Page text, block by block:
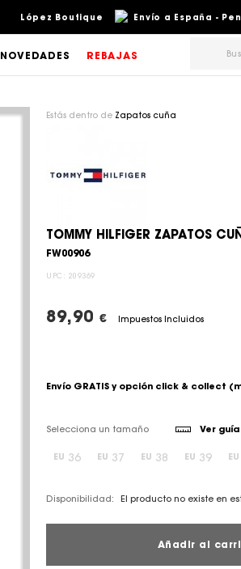
Envío a España -
López Boutique
NOVEDADES REBAJAS
Estás dentro de Zapatos cuña
TOMMY HILFIGER ZAPATOS
FW00906
UPC: 209369
89,90 € Impuestos Incluidos
Envío GRATIS y opción click & collect
Selecciona un tamaño Ver
EU 36 EU 37 EU 38 EU 39 EU
Disponibilidad: El producto no existe en
Añadir al